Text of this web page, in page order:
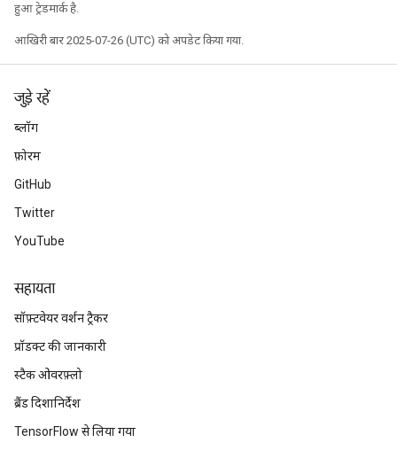
हुआ ट्रेडमार्क है.
आखिरी बार 2025-07-26 (UTC) को अपडेट किया गया.
जुड़े रहें
ब्लॉग
फ़ोरम
GitHub
Twitter
YouTube
सहायता
सॉफ़्टवेयर वर्शन ट्रैकर
प्रॉडक्ट की जानकारी
स्टैक ओवरफ़्लो
ब्रैंड दिशानिर्देश
TensorFlow से लिया गया